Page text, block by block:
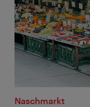
Naschmarkt